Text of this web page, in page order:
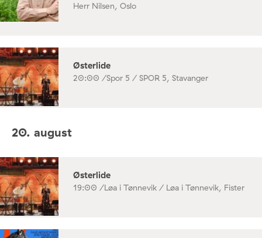
Herr Nilsen, Oslo
Østerlide
20:00 /Spor 5 / SPOR 5, Stavanger
20. august
Østerlide
19:00 /Løa i Tønnevik / Løa i Tønnevik, Fister